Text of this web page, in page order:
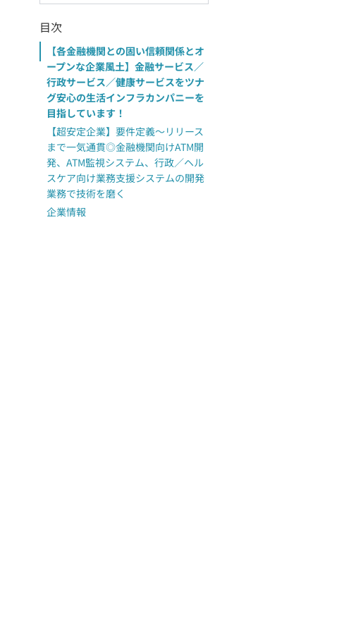
目次
【各金融機関との固い信頼関係とオ
ープンな企業風土】金融サービス／
行政サービス／健康サービスをツナ
グ安心の生活インフラカンパニーを
目指しています！
【超安定企業】要件定義〜リリース
まで一気通貫◎金融機関向けATM開
発、ATM監視システム、行政／ヘル
スケア向け業務支援システムの開発
業務で技術を磨く
企業情報